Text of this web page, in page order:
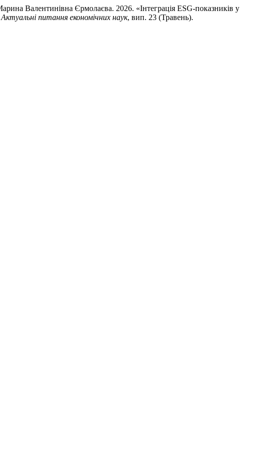
Валентинівна Єрмолаєва. 2026. «Інтеграція ESG-показників у
Актуальні питання економічних наук, вип. 23 (Травень).